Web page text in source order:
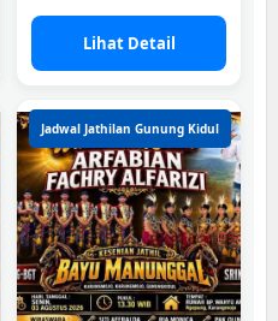
Lihat Detail
Jadwal Jathilan Gunung Kidul